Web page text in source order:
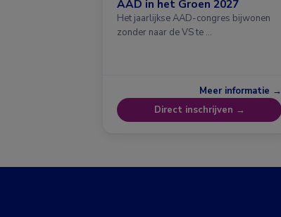
AAD in het Groen 2027
Het jaarlijkse AAD-congres bijwonen
zonder naar de VS te …
Meer informatie →
Direct inschrijven →